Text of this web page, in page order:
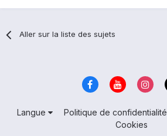
Aller sur la liste des sujets
Langue Politique de confidentialité
Cookies